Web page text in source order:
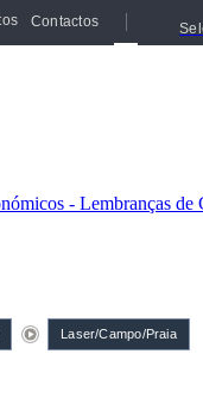
Contactos
Laser/Campo/Praia